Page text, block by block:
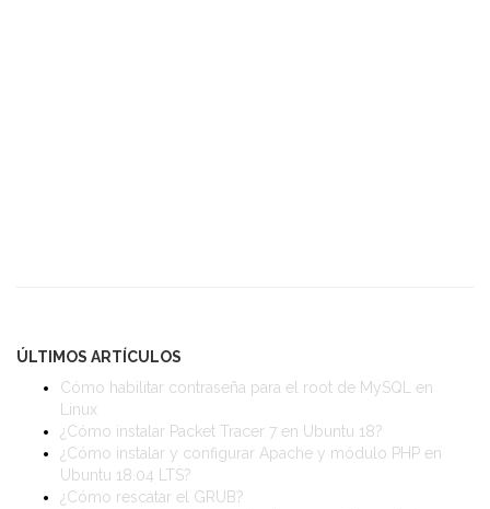
ÚLTIMOS ARTÍCULOS
Cómo habilitar contraseña para el root de MySQL en
Linux
¿Cómo instalar Packet Tracer 7 en Ubuntu 18?
¿Cómo instalar y configurar Apache y módulo PHP en
Ubuntu 18.04 LTS?
¿Cómo rescatar el GRUB?